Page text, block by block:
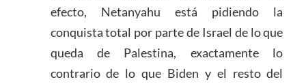
efecto, Netanyahu está pidiendo la
conquista total por parte de Israel de lo que
queda de Palestina, exactamente lo
contrario de lo que Biden y el resto del